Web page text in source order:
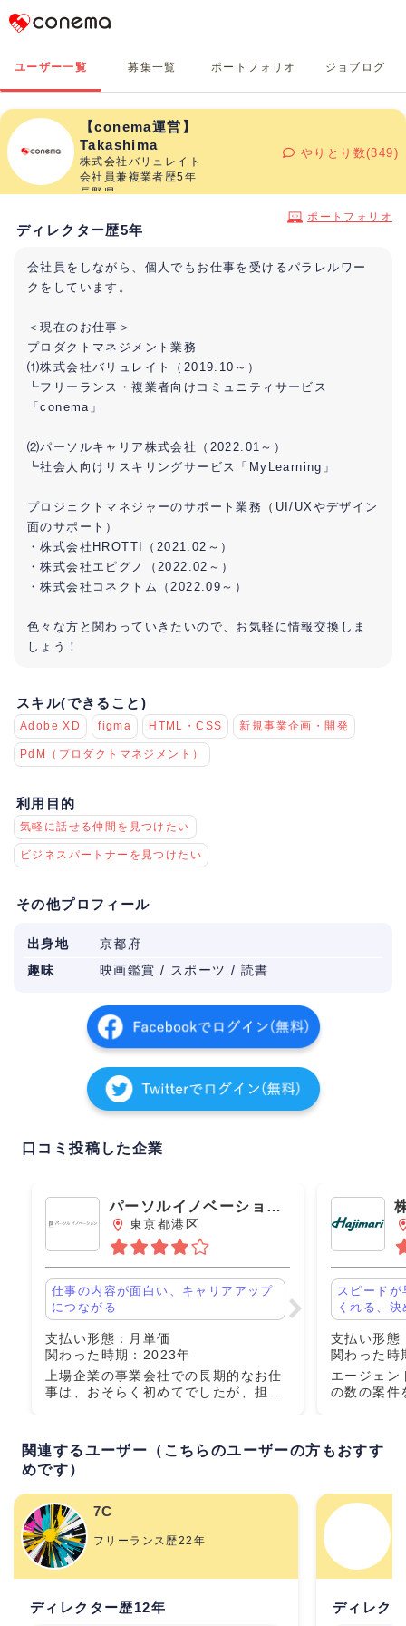
Conema
ユーザー一覧 募集一覧 ポートフォリオ ジョブログ
【conema運営】
Takashima
株式会社バリュレイト
会社員兼複業者歴5年
長野県
やりとり数(349)
ポートフォリオ
ディレクター歴5年
会社員をしながら、個人でもお仕事を受けるパラレルワー
クをしています。
＜現在のお仕事＞
プロダクトマネジメント業務
⑴株式会社バリュレイト（2019.10～）
┗フリーランス・複業者向けコミュニティサービス
「conema」
⑵パーソルキャリア株式会社（2022.01～）
┗社会人向けリスキリングサービス「MyLearning」
プロジェクトマネジャーのサポート業務（UI/UXやデザイン
面のサポート）
・株式会社HROTTI（2021.02～）
・株式会社エピグノ（2022.02～）
・株式会社コネクトム（2022.09～）
色々な方と関わっていきたいので、お気軽に情報交換しま
しょう！
スキル(できること)
Adobe XD figma HTML・CSS 新規事業企画・開発
PdM（プロダクトマネジメント）
利用目的
気軽に話せる仲間を見つけたい
ビジネスパートナーを見つけたい
その他プロフィール
出身地
京都府
趣味
映画鑑賞 / スポーツ / 読書
口コミ投稿した企業
パーソルイノベーション
株式会社
東京都港区
仕事の内容が面白い、キャリアアップ
につながる
支払い形態：月単価
関わった時期：2023年
上場企業の事業会社での長期的なお仕
事は、おそらく初めてでしたが、担当
（新規事業の立ち上げだったこともあ
り業務委託メンバーが多く、煩
スピード
くれる、
支払い形態
関わった時
エージェン
の数の案件
ービスの
た、担当者
関連するユーザー（こちらのユーザーの方もおすす
めです）
7C
フリーランス歴22年
ディレクター歴12年 ディレク